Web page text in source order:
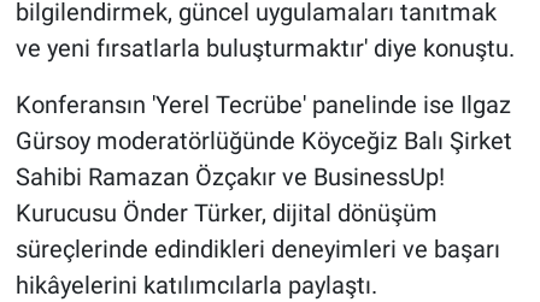
bilgilendirmek, güncel uygulamaları tanıtmak
ve yeni fırsatlarla buluşturmaktır' diye konuştu.
Konferansın 'Yerel Tecrübe' panelinde ise Ilgaz
Gürsoy moderatörlüğünde Köyceğiz Balı Şirket
Sahibi Ramazan Özçakır ve BusinessUp!
Kurucusu Önder Türker, dijital dönüşüm
süreçlerinde edindikleri deneyimleri ve başarı
hikâyelerini katılımcılarla paylaştı.